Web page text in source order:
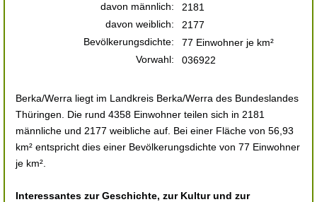
davon männlich:
2181
davon weiblich:
2177
Bevölkerungsdichte:
77 Einwohner je km²
Vorwahl:
036922
Berka/Werra liegt im Landkreis Berka/Werra des Bundeslandes
Thüringen. Die rund 4358 Einwohner teilen sich in 2181
männliche und 2177 weibliche auf. Bei einer Fläche von 56,93
km² entspricht dies einer Bevölkerungsdichte von 77 Einwohner
je km².
Interessantes zur Geschichte, zur Kultur und zur